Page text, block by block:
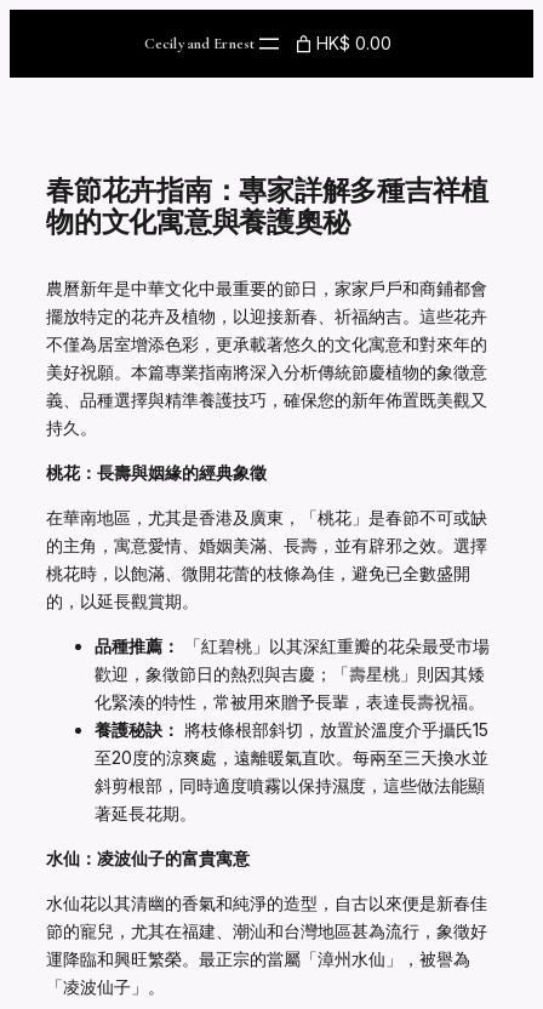
Cecily and Ernest HK$ 0.00
春節花卉指南：專家詳解多種吉祥植
物的文化寓意與養護奧秘
農曆新年是中華文化中最重要的節日，家家戶戶和商鋪都會
擺放特定的花卉及植物，以迎接新春、祈福納吉。這些花卉
不僅為居室增添色彩，更承載著悠久的文化寓意和對來年的
美好祝願。本篇專業指南將深入分析傳統節慶植物的象徵意
義、品種選擇與精準養護技巧，確保您的新年佈置既美觀又
持久。
桃花：長壽與姻緣的經典象徵
在華南地區，尤其是香港及廣東，「桃花」是春節不可或缺
的主角，寓意愛情、婚姻美滿、長壽，並有辟邪之效。選擇
桃花時，以飽滿、微開花蕾的枝條為佳，避免已全數盛開
的，以延長觀賞期。
品種推薦：
「紅碧桃」以其深紅重瓣的花朵最受市場
歡迎，象徵節日的熱烈與吉慶；「壽星桃」則因其矮
化緊湊的特性，常被用來贈予長輩，表達長壽祝福。
養護秘訣： 將枝條根部斜切，放置於溫度介乎攝氏15
至20度的涼爽處，遠離暖氣直吹。每兩至三天換水並
斜剪根部，同時適度噴霧以保持濕度，這些做法能顯
著延長花期。
水仙：凌波仙子的富貴寓意
水仙花以其清幽的香氣和純淨的造型，自古以來便是新春佳
節的寵兒，尤其在福建、潮汕和台灣地區甚為流行，象徵好
運降臨和興旺繁榮。最正宗的當屬「漳州水仙」，被譽為
「凌波仙子」。